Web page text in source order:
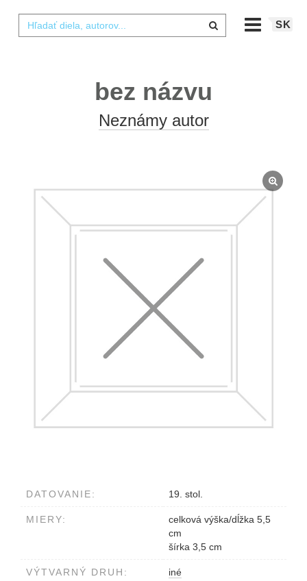
SK
bez názvu
Neznámy autor
DATOVANIE: 19. stol.
MIERY:
celková výška/dĺžka 5,5
cm
šírka 3,5 cm
VÝTVARNÝ DRUH: iné